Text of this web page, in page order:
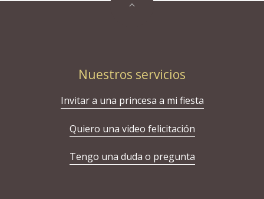
Nuestros servicios
Invitar a una princesa a mi fiesta
Quiero una video felicitación
Tengo una duda o pregunta